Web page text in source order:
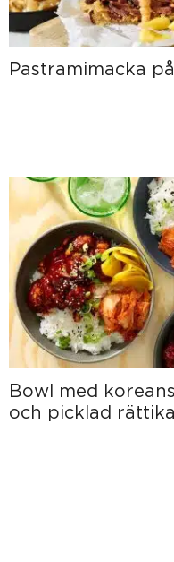
Pastramimacka
Bowl med
och picklad rättika